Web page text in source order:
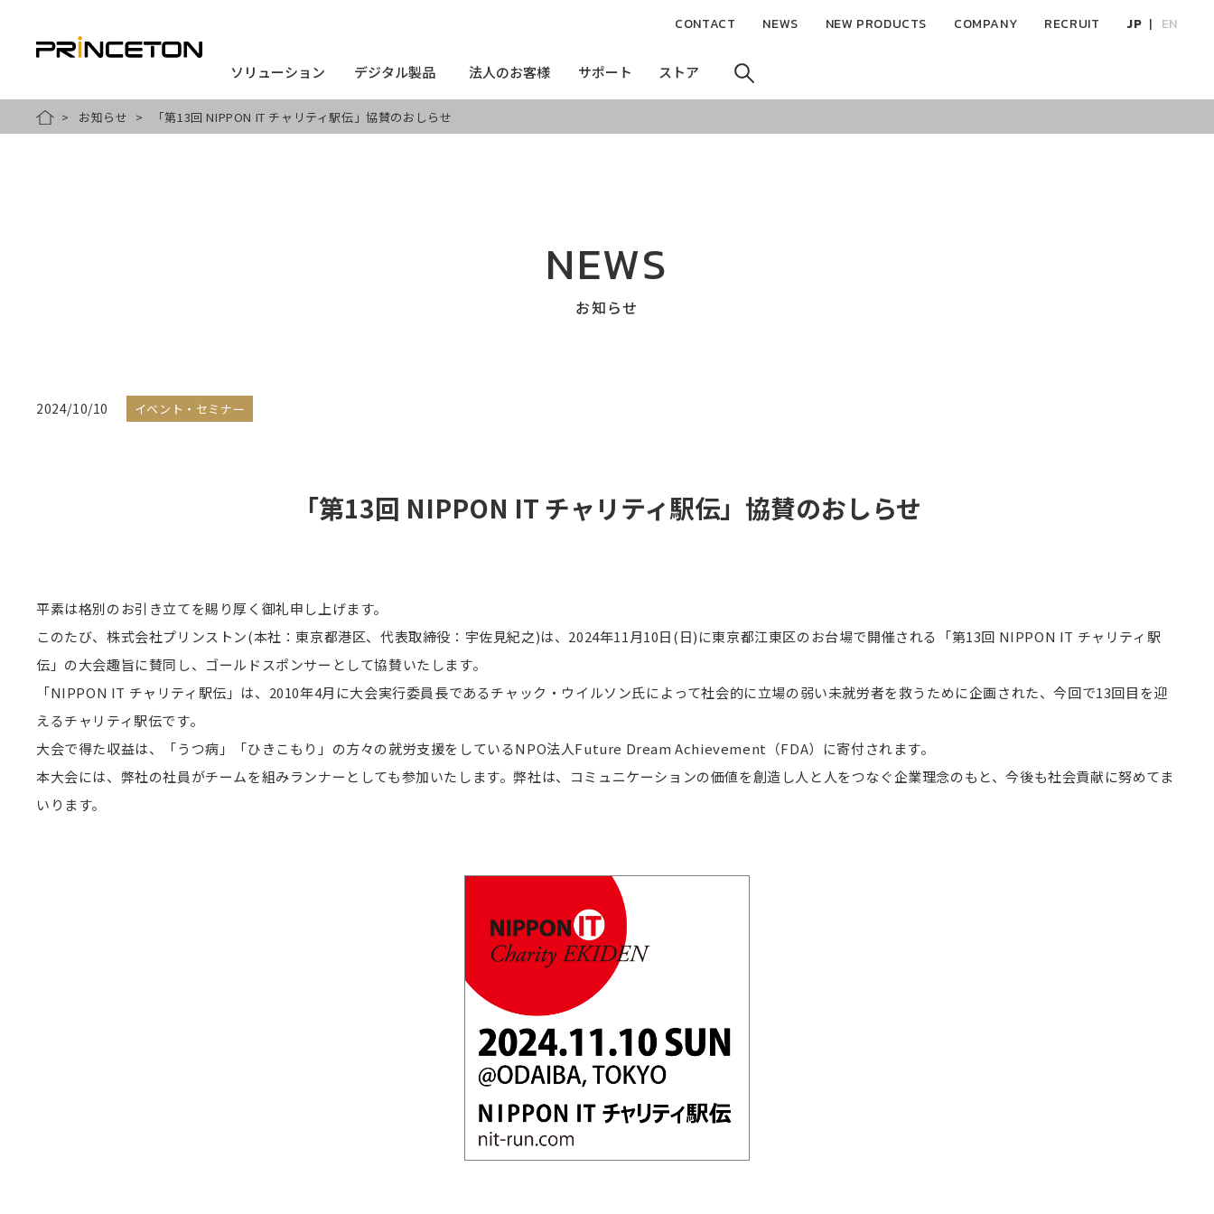
ソリューション
ソリューション デジタル製品
デジタル製品 法人のお客様
法人のお客様 サポート
サポート ストア
ストア
CONTACT NEWS NEW PRODUCTS COMPANY RECRUIT JP EN
HOMEお知らせ 「第13回 NIPPON IT チャリティ駅伝」協賛のおしらせ
NEWS
お知らせ
2024/10/10 イベント・セミナー
「第13回 NIPPON IT チャリティ駅伝」協賛のおしらせ
平素は格別のお引き立てを賜り厚く御礼申し上げます。
このたび、株式会社プリンストン(本社：東京都港区、代表取締役：宇佐見紀之)は、2024年11月10日(日)に東京都江東区のお台場で開催される「第13回 NIPPON IT チャリティ駅
伝」の大会趣旨に賛同し、ゴールドスポンサーとして協賛いたします。
「NIPPON IT チャリティ駅伝」は、2010年4月に大会実行委員長であるチャック・ウイルソン氏によって社会的に立場の弱い未就労者を救うために企画された、今回で13回目を迎
えるチャリティ駅伝です。
大会で得た収益は、「うつ病」「ひきこもり」の方々の就労支援をしているNPO法人Future Dream Achievement（FDA）に寄付されます。
本大会には、弊社の社員がチームを組みランナーとしても参加いたします。弊社は、コミュニケーションの価値を創造し人と人をつなぐ企業理念のもと、今後も社会貢献に努めてま
いります。